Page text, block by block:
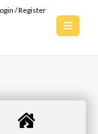
/ Register